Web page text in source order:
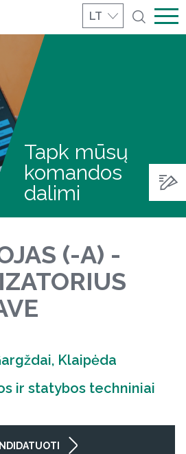
LT
Tapk mūsų
komandos
dalimi
(-A) -
Klaipėda
ir statybos techniniai